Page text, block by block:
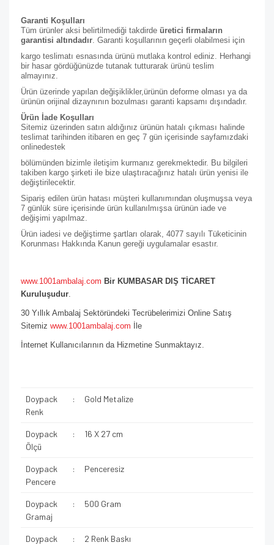
Garanti Koşulları
Tüm ürünler aksi belirtilmediği takdirde üretici firmaların
garantisi altındadır. Garanti koşullarının geçerli olabilmesi için
kargo teslimatı esnasında ürünü mutlaka kontrol ediniz. Herhangi
bir hasar gördüğünüzde tutanak tutturarak ürünü teslim
almayınız.
Ürün üzerinde yapılan değişiklikler,ürünün deforme olması ya da
ürünün orijinal dizaynının bozulması garanti kapsamı dışındadır.
Ürün İade Koşulları
Sitemiz üzerinden satın aldığınız ürünün hatalı çıkması halinde
teslimat tarihinden itibaren en geç 7 gün içerisinde sayfamızdaki
onlinedestek
bölümünden bizimle iletişim kurmanız gerekmektedir. Bu bilgileri
takiben kargo şirketi ile bize ulaştıracağınız hatalı ürün yenisi ile
değiştirilecektir.
Sipariş edilen ürün hatası müşteri kullanımından oluşmuşsa veya
7 günlük süre içerisinde ürün kullanılmışsa ürünün iade ve
değişimi yapılmaz.
Ürün iadesi ve değiştirme şartları olarak, 4077 sayılı Tüketicinin
Korunması Hakkında Kanun gereği uygulamalar esastır.
www.1001ambalaj.com Bir KUMBASAR DIŞ TİCARET
Kuruluşudur.
30 Yıllık Ambalaj Sektöründeki Tecrübelerimizi Online Satış
Sitemiz www.1001ambalaj.com İle
İnternet Kullanıcılarının da Hizmetine Sunmaktayız.
Doypack
Renk
: Gold Metalize
Doypack
Ölçü
: 16 X 27 cm
Doypack
Pencere
: Penceresiz
Doypack
Gramaj
: 500 Gram
Doypack
: 2 Renk Baskı